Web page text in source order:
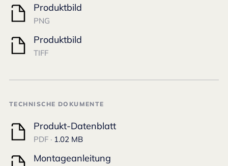
Produktbild
PNG
Produktbild
TIFF
TECHNISCHE DOKUMENTE
Produkt-Datenblatt
PDF · 1.02 MB
Montageanleitung